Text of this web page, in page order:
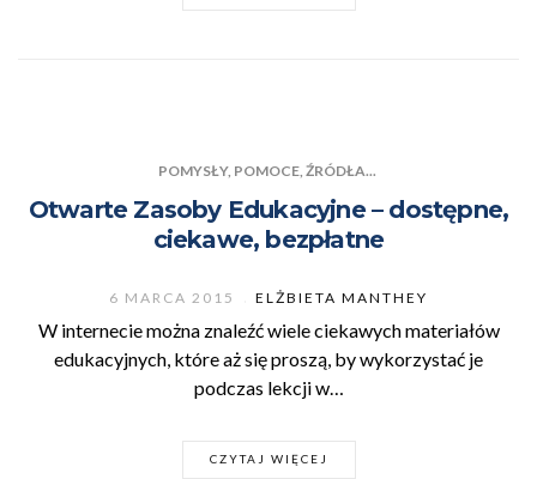
POMYSŁY, POMOCE, ŹRÓDŁA...
Otwarte Zasoby Edukacyjne – dostępne,
ciekawe, bezpłatne
6 MARCA 2015 ELŻBIETA MANTHEY
W internecie można znaleźć wiele ciekawych materiałów
edukacyjnych, które aż się proszą, by wykorzystać je
podczas lekcji w…
CZYTAJ WIĘCEJ